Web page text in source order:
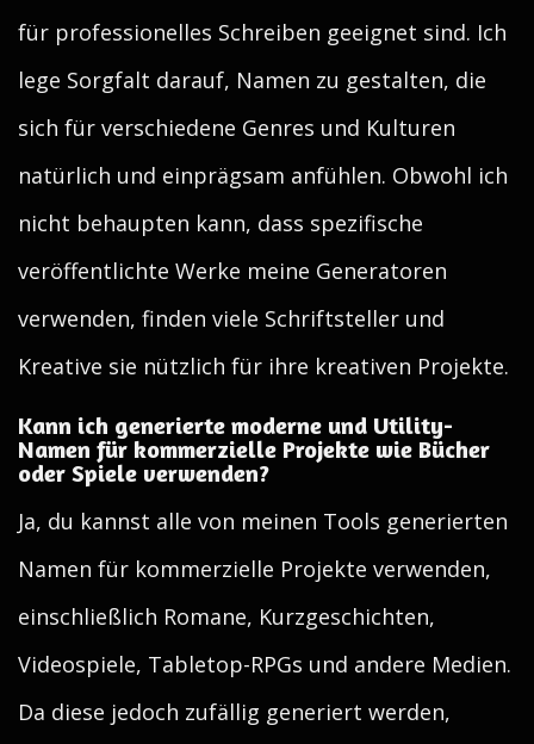
für professionelles Schreiben geeignet sind. Ich
lege Sorgfalt darauf, Namen zu gestalten, die
sich für verschiedene Genres und Kulturen
natürlich und einprägsam anfühlen. Obwohl ich
nicht behaupten kann, dass spezifische
veröffentlichte Werke meine Generatoren
verwenden, finden viele Schriftsteller und
Kreative sie nützlich für ihre kreativen Projekte.
Kann ich generierte moderne und Utility-
Namen für kommerzielle Projekte wie Bücher
oder Spiele verwenden?
Ja, du kannst alle von meinen Tools generierten
Namen für kommerzielle Projekte verwenden,
einschließlich Romane, Kurzgeschichten,
Videospiele, Tabletop-RPGs und andere Medien.
Da diese jedoch zufällig generiert werden,